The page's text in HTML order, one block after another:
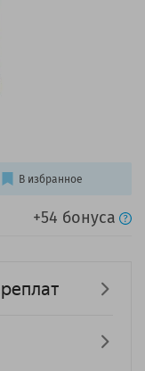
+54 бонуса
В избранное